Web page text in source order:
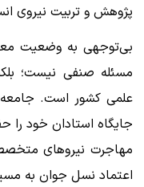
پژوهش و تربیت نیروی
بی‌توجهی به وضعیت
مسئله صنفی نیست؛
علمی کشور است.
جایگاه استادان خود را
مهاجرت نیروهای
اعتماد نسل جوان به